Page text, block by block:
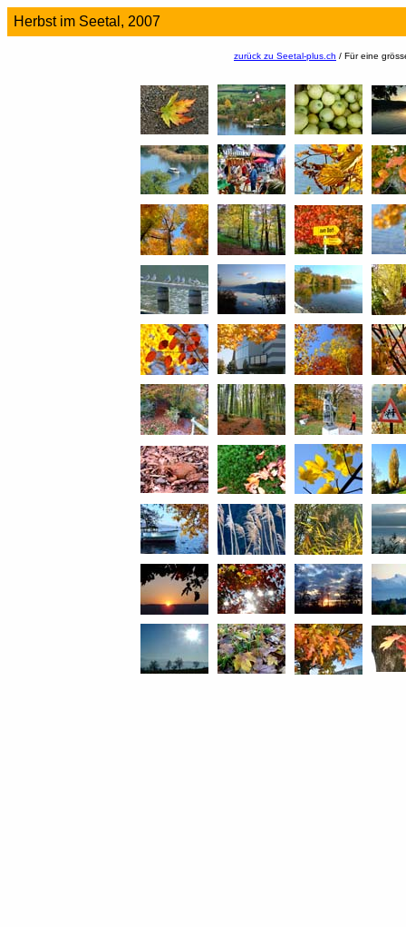
Herbst im Seetal, 2007
zurück zu Seetal-plus.ch / Für eine